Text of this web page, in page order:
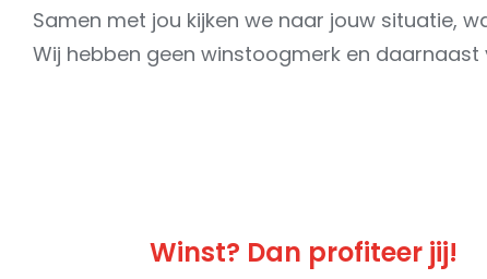
Samen met jou kijken we naar jouw situatie,
Wij hebben geen winstoogmerk en daarnaast
Winst? Dan profiteer jij!